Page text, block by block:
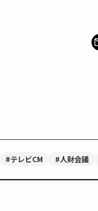
#テレビCM #人財会議